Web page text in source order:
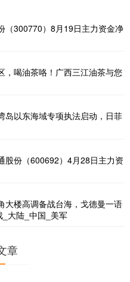
（300770）8月19日主力资金净
，喝油茶咯！广西三江油茶与您
岛以东海域专项执法启动，日菲
股份（600692）4月28日主力资
大楼高调备战台海，戈德曼一语
大陆_中国_美军
章